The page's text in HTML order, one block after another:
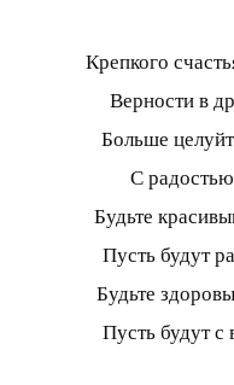
Крепкого
Верности в
Больше
С
Будьте
Пусть будут
Будьте
Пусть будут